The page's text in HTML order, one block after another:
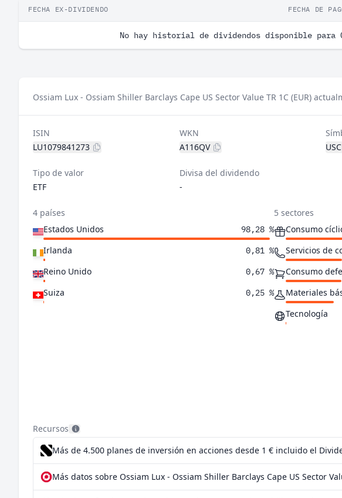
FECHA EX-DIVIDENDO FECHA DE
No hay historial de dividendos disponible para
Ossiam Lux - Ossiam Shiller Barclays Cape US Sector Value TR 1C (EUR)
ISIN
LU1079841273
WKN
A116QV
Tipo de valor
ETF
Divisa del dividendo
-
4 países
Estados Unidos
98,28 %
Irlanda 0,81 %
Reino Unido 0,67 %
Suiza 0,25 %
5 sectores
Consumo
Servicios de
Consumo
Materiales
Tecnología
Recursos
Más de 4.500 planes de inversión en acciones desde 1 € incluido el
Más datos sobre Ossiam Lux - Ossiam Shiller Barclays Cape US Sector